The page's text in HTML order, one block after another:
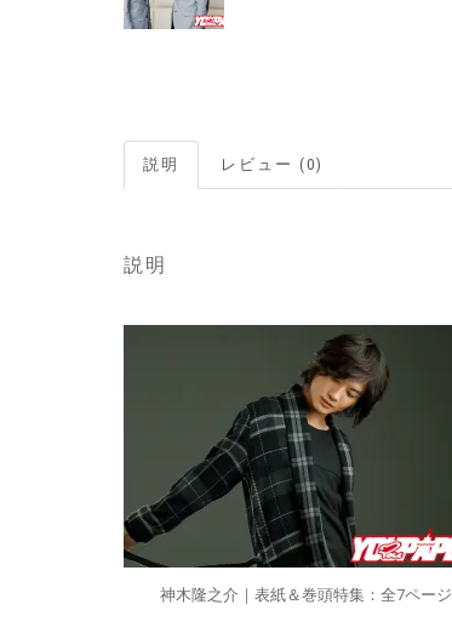
説明 レビュー (0)
説明
神木隆之介｜表紙＆巻頭特集：全7ページ